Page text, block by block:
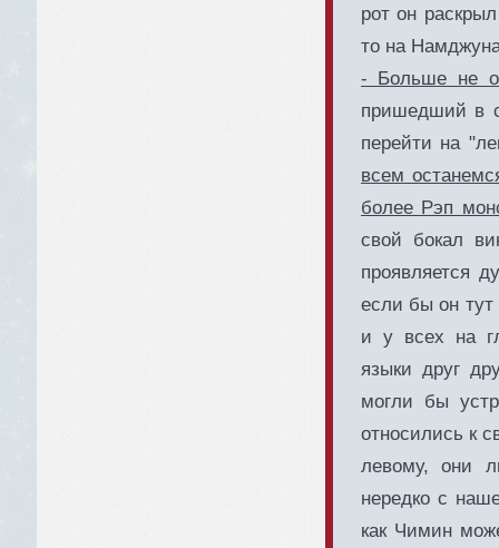
рот он
то на
- Больше не
пришедший в
перейти на
всем
более Рэп
свой бокал
проявляется
если бы он
и у всех на
языки друг
могли бы
относились к
левому, они
нередко с
как Чимин